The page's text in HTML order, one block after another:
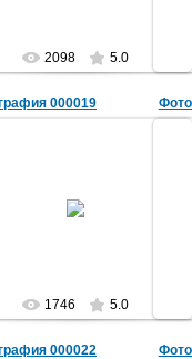
2098 5.0
000019
1746 5.0
000022